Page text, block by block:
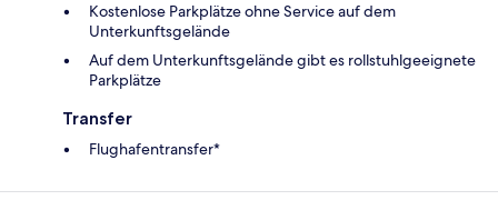
Kostenlose Parkplätze ohne Service auf dem
Unterkunftsgelände
Auf dem Unterkunftsgelände gibt es rollstuhlgeeignete
Parkplätze
Transfer
Flughafentransfer*